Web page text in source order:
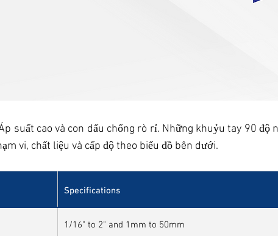
suất cao và con dấu chống rò rỉ. Những khuỷu tay 90 độ
vi, chất liệu và cấp độ theo biểu đồ bên dưới.
Specifications
1/16" to 2" and 1mm to 50mm